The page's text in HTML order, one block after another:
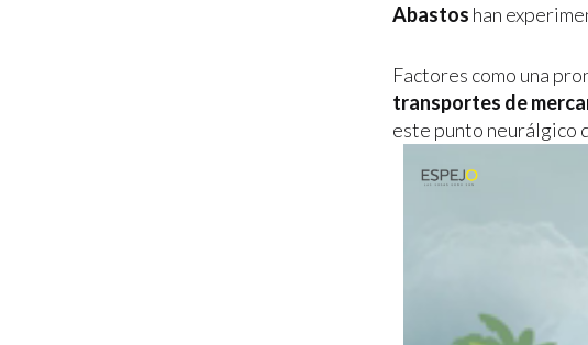
Abastos han
Factores como una
transportes de
este punto neurálgico